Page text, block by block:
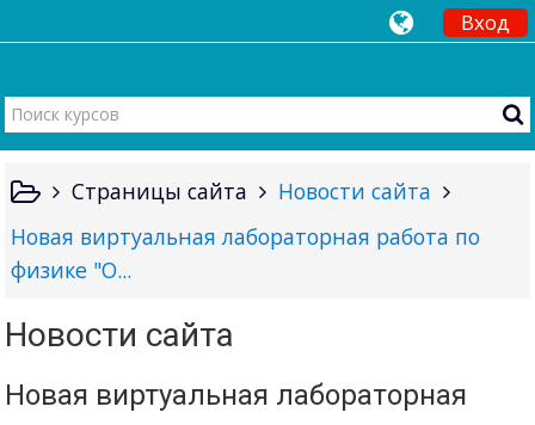
Вход
Страницы сайта
Новости сайта
Новая виртуальная лабораторная работа по
физике "О...
Новости сайта
Новая виртуальная лабораторная